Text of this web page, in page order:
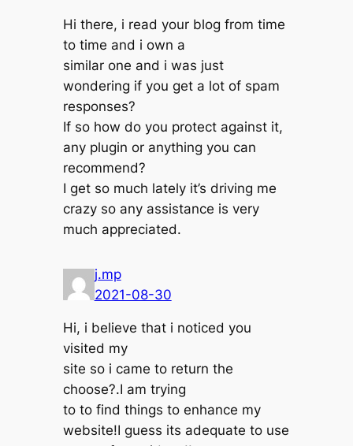
Hi there, i read your blog from time
to time and i own a
similar one and i was just
wondering if you get a lot of spam
responses?
If so how do you protect against it,
any plugin or anything you can
recommend?
I get so much lately it’s driving me
crazy so any assistance is very
much appreciated.
j.mp
2021-08-30
Hi, i believe that i noticed you
visited my
site so i came to return the
choose?.I am trying
to to find things to enhance my
website!I guess its adequate to use